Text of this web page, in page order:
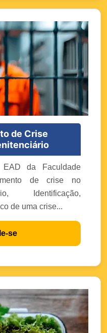
de Crise
da Faculdade
de crise no
Identificação,
de uma crise...
se